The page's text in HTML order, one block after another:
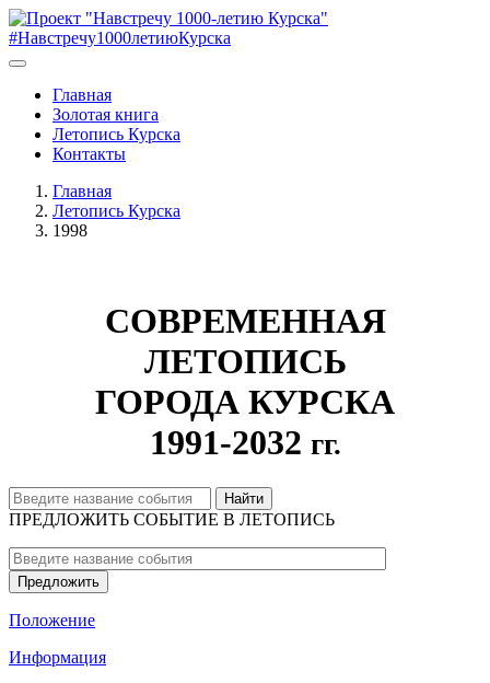
#Навстречу1000летиюКурска
Главная
Золотая книга
Летопись Курска
Контакты
Главная
Летопись Курска
1998
СОВРЕМЕННАЯ
ЛЕТОПИСЬ
ГОРОДА КУРСКА
1991-2032 гг.
Найти
ПРЕДЛОЖИТЬ СОБЫТИЕ В ЛЕТОПИСЬ
Предложить
Положение
Информация